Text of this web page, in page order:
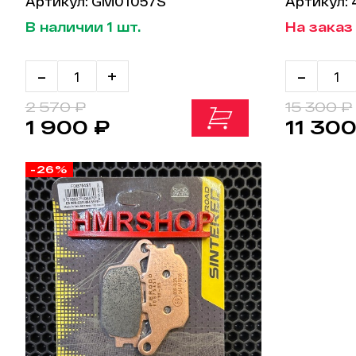
В наличии 1 шт.
- +
1 900 ₽
2 570 ₽
На
-
11
15 300 ₽
-26%